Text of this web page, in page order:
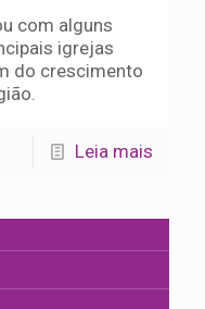
com alguns
igrejas
do crescimento
Leia mais